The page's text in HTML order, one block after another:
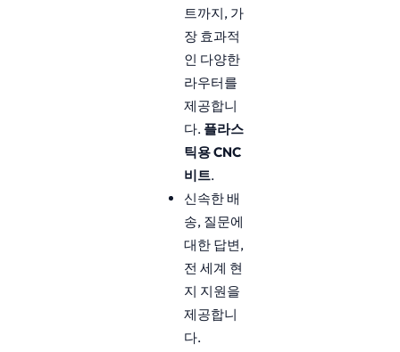
트까지, 가
장 효과적
인 다양한
라우터를
제공합니
다. 플라스
틱용 CNC
비트.
신속한 배
송, 질문에
대한 답변,
전 세계 현
지 지원을
제공합니
다.